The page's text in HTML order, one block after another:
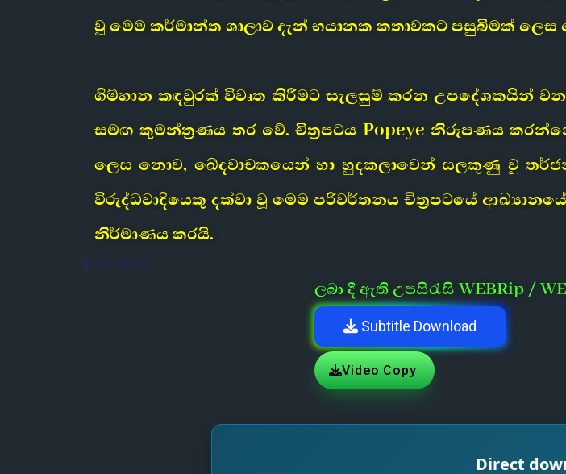
වූ මෙම කර්මාන්ත ශාලාව දැන් භයානක කතාවකට පසුබිමක් ලෙස
ගිම්හාන කඳවුරක් විවෘත කිරීමට සැලසුම් කරන උපදේශකයින්
සමඟ කුමන්ත්‍රණය තර වේ. චිත්‍රපටය Popeye නිරූපණය
ලෙස නොව, ඛේදවාචකයෙන් හා හුදකලාවෙන් සලකුණු වූ
විරුද්ධවාදියෙකු දක්වා වූ මෙම පරිවර්තනය චිත්‍රපටයේ
නිර්මාණය කරයි.
[post-views]
ලබා දී ඇති උපසිරැසි WEBRip /
Subtitle Download
Video Copy
Direct